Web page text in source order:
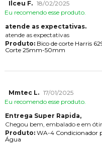
Ilceu F. 18/02/2025
Eu recomendo esse produto.
atende as expectativas.
atende as expectativas
Produto:Bico de corte Harris
Corte 25mm-50mm
Mmtec L. 17/01/2025
Eu recomendo esse produto.
Entrega Super Rapida,
Chegou bem, embalado e em
Produto:WA-4 Condicionador
Água